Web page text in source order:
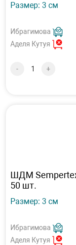
Размер: 3 см
Ибрагимова
Аделя Кутуя
- +
ШДМ
50 шт.
Размер: 3 см
Ибрагимова
Аделя Кутуя